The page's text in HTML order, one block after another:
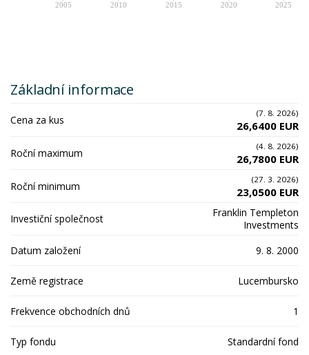
2005 2010 2015 2020 2025
Základní informace
Cena za kus (7. 8. 2026)
26,6400 EUR
Roční maximum (4. 8. 2026)
26,7800 EUR
Roční minimum (27. 3. 2026)
23,0500 EUR
Investiční společnost
Franklin Templeton
Investments
Datum založení
9. 8. 2000
Země registrace Lucembursko
Frekvence obchodních dnů 1
Typ fondu Standardní fond